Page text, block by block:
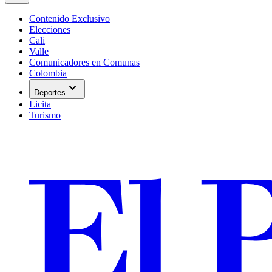
Contenido Exclusivo
Elecciones
Cali
Valle
Comunicadores en Comunas
Colombia
Deportes expand_more
Licita
Turismo